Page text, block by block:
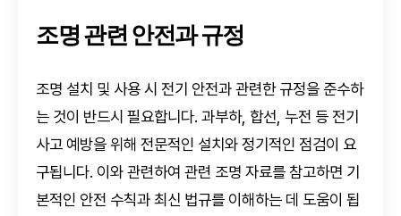
조명 관련 안전과 규정
조명 설치 및 사용 시 전기 안전과 관련한 규정을 준수하
는 것이 반드시 필요합니다. 과부하, 합선, 누전 등 전기
사고 예방을 위해 전문적인 설치와 정기적인 점검이 요
구됩니다. 이와 관련하여 관련 조명 자료를 참고하면 기
본적인 안전 수칙과 최신 법규를 이해하는 데 도움이 됩